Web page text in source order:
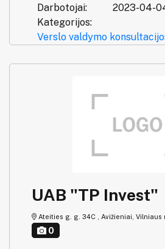
Darbotojai:
2023-04-
Kategorijos:
Verslo valdymo
UAB "TP Invest"
Ateities g. g. 34C , Avižieniai, Vilniaus
0